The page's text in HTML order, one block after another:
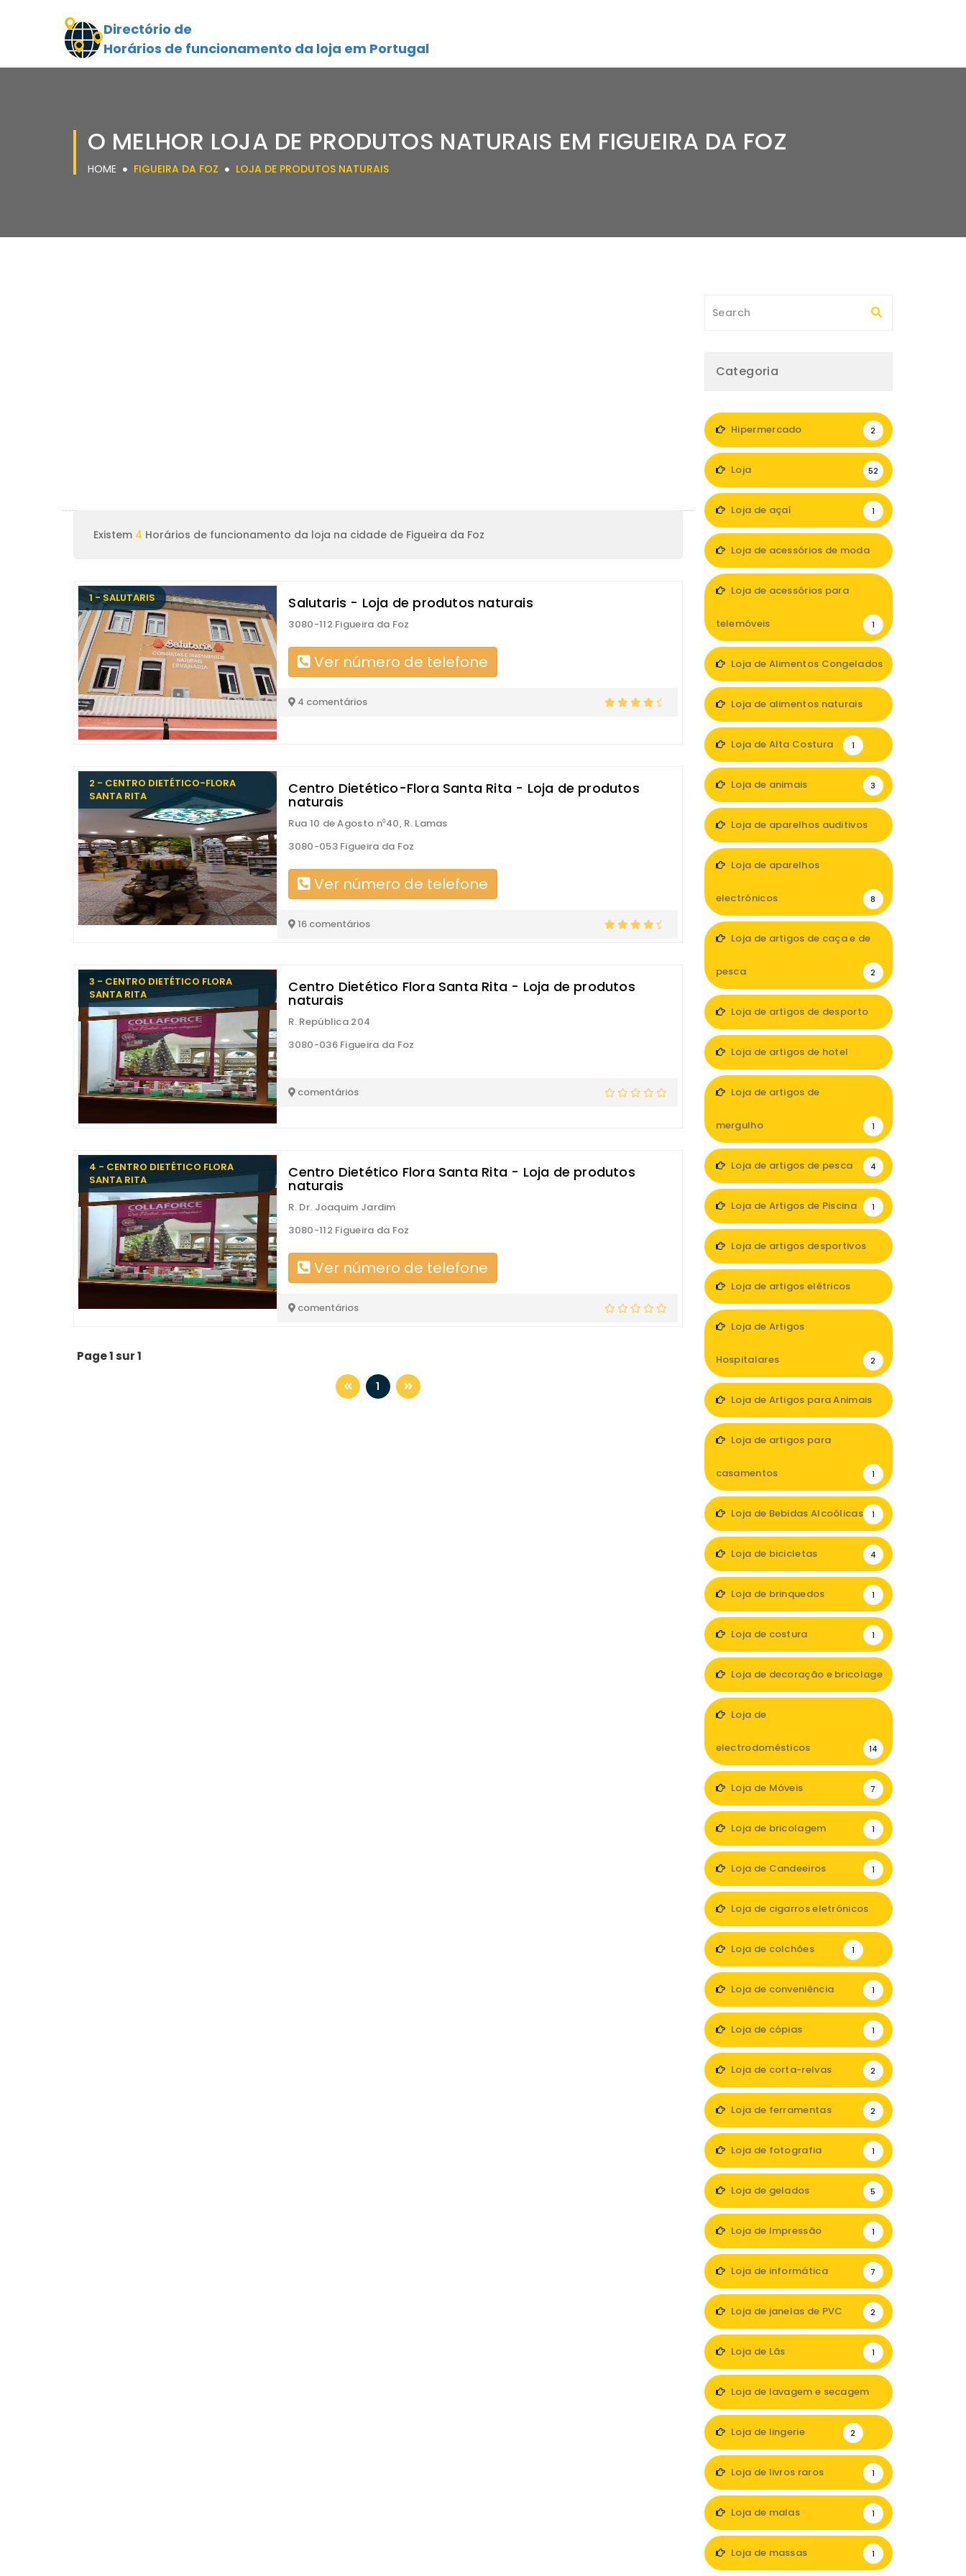
Directório de
Horários de funcionamento da loja em Portugal
O MELHOR LOJA DE PRODUTOS NATURAIS EM FIGUEIRA DA FOZ
HOME FIGUEIRA DA FOZ LOJA DE PRODUTOS NATURAIS
Existem 4 Horários de funcionamento da loja na cidade de Figueira da Foz
1 - SALUTARIS Salutaris - Loja de produtos naturais
3080-112 Figueira da Foz
Ver número de telefone
4 comentários
2 - CENTRO DIETÉTICO-FLORA
SANTA RITA
Centro Dietético-Flora Santa Rita - Loja de produtos
naturais
Rua 10 de Agosto n⁰40, R. Lamas
3080-053 Figueira da Foz
Ver número de telefone
16 comentários
3 - CENTRO DIETÉTICO FLORA
SANTA RITA
Centro Dietético Flora Santa Rita - Loja de produtos
naturais
R. República 204
3080-036 Figueira da Foz
comentários
4 - CENTRO DIETÉTICO FLORA
SANTA RITA
Centro Dietético Flora Santa Rita - Loja de produtos
naturais
R. Dr. Joaquim Jardim
3080-112 Figueira da Foz
Ver número de telefone
comentários
Page 1 sur 1
1
Categoria
Hipermercado 2
Loja 52
Loja de açaí 1
Loja de acessórios de moda
Loja de acessórios para
telemóveis 1
Loja de Alimentos Congelados
Loja de alimentos naturais
Loja de Alta Costura 1
Loja de animais 3
Loja de aparelhos auditivos
Loja de aparelhos
electrónicos 8
Loja de artigos de caça e de
pesca 2
Loja de artigos de desporto
Loja de artigos de hotel
Loja de artigos de
mergulho 1
Loja de artigos de pesca 4
Loja de Artigos de Piscina 1
Loja de artigos desportivos
Loja de artigos elétricos
Loja de Artigos
Hospitalares 2
Loja de Artigos para Animais
Loja de artigos para
casamentos 1
Loja de Bebidas Alcoólicas 1
Loja de bicicletas 4
Loja de brinquedos 1
Loja de costura 1
Loja de decoração e bricolage
Loja de
electrodomésticos 14
Loja de Móveis 7
Loja de bricolagem 1
Loja de Candeeiros 1
Loja de cigarros eletrónicos
Loja de colchões 1
Loja de conveniência 1
Loja de cópias 1
Loja de corta-relvas 2
Loja de ferramentas 2
Loja de fotografia 1
Loja de gelados 5
Loja de Impressão 1
Loja de informática 7
Loja de janelas de PVC 2
Loja de Lãs 1
Loja de lavagem e secagem
Loja de lingerie 2
Loja de livros raros 1
Loja de malas 1
Loja de massas 1